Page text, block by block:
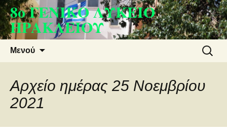
Μετάβαση
σε
περιεχόμενο
8ο ΓΕΝΙΚΟ ΛΥΚΕΙΟ
ΗΡΑΚΛΕΙΟΥ
Μενού
για:
Αρχείο ημέρας 25 Νοεμβρίου
2021